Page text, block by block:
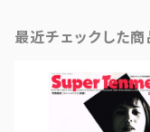
最近チェックした商